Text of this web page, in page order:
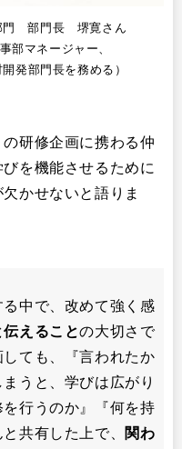
門 部門長 堺寛さん
部マネージャー、
発部門長を務める）
研修企画に携わる仲
を機能させるために
かせないと語りま
中で、改めて強く感
伝えることの大切さで
ても、『言われたか
うと、学びは広がり
行うのか』『何を持
共有した上で、
関わ